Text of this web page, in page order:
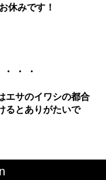
休みです！
・ ・ ・
エサのイワシの都合
るとありがたいで